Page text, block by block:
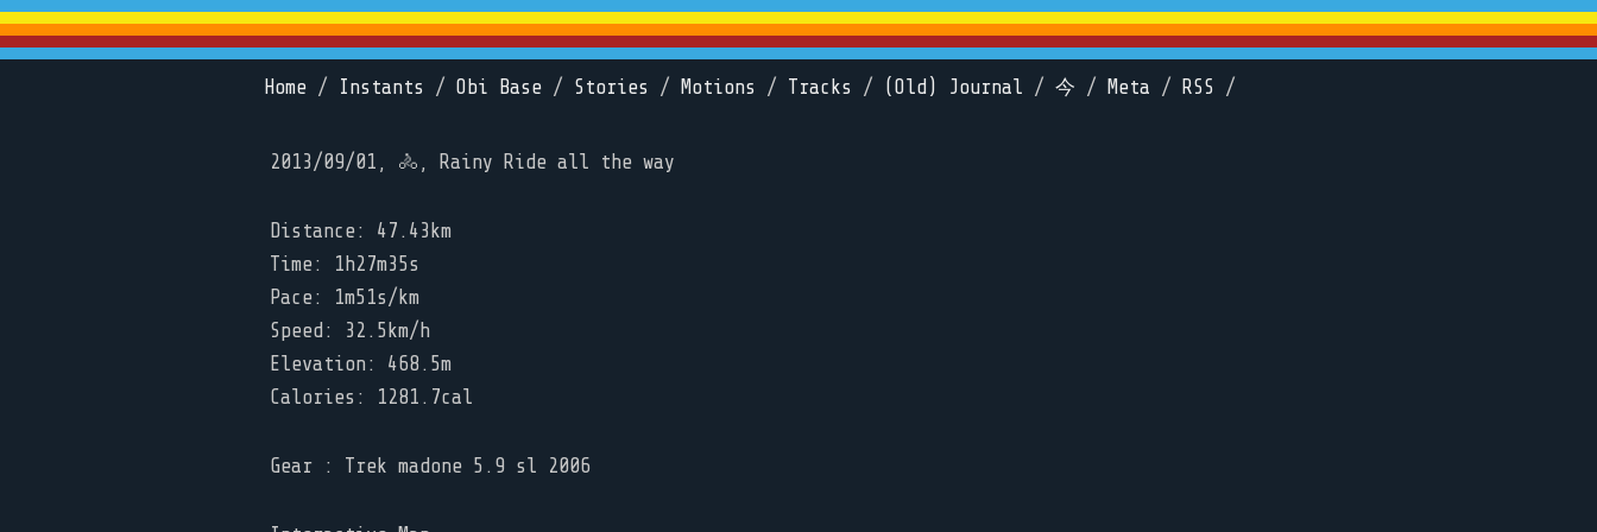
Home / Instants / Obi Base / Stories / Motions / Tracks / (Old) Journal / 今 / Meta / RSS /
2013/09/01, 🚴, Rainy Ride all the way
Distance: 47.43km
Time: 1h27m35s
Pace: 1m51s/km
Speed: 32.5km/h
Elevation: 468.5m
Calories: 1281.7cal
Gear : Trek madone 5.9 sl 2006